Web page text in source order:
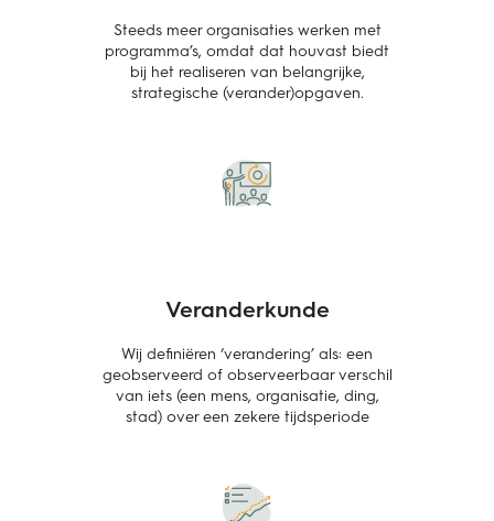
Steeds meer organisaties werken met
programma’s, omdat dat houvast biedt
bij het realiseren van belangrijke,
strategische (verander)opgaven.
Veranderkunde
Wij definiëren ‘verandering’ als: een
geobserveerd of observeerbaar verschil
van iets (een mens, organisatie, ding,
stad) over een zekere tijdsperiode